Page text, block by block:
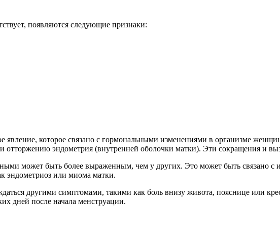
появляются следующие признаки:
явление, которое связано с гормональными изменениями в организме
отторжению эндометрия (внутренней оболочки матки). Эти сокращения и
может быть более выраженным, чем у других. Это может быть связано с
эндометриоз или миома матки.
другими симптомами, такими как боль внизу живота, пояснице или
дней после начала менструации.